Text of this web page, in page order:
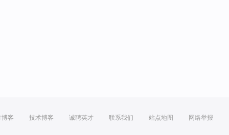
博客 技术博客 诚聘英才 联系我们 站点地图 网络举报